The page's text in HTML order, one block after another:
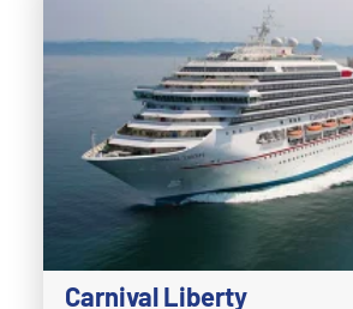
Carnival Liberty